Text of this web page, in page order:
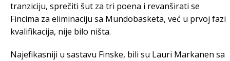
tranziciju, sprečiti šut za tri poena i revanširati se
Fincima za eliminaciju sa Mundobasketa, već u prvoj fazi
kvalifikacija, nije bilo ništa.
Najefikasniji u sastavu Finske, bili su Lauri Markanen sa